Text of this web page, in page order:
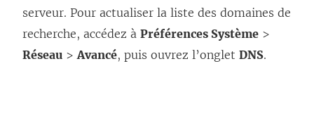
serveur. Pour actualiser la liste des domaines de
recherche, accédez à Préférences Système >
Réseau >Avancé, puis ouvrez l’onglet DNS.